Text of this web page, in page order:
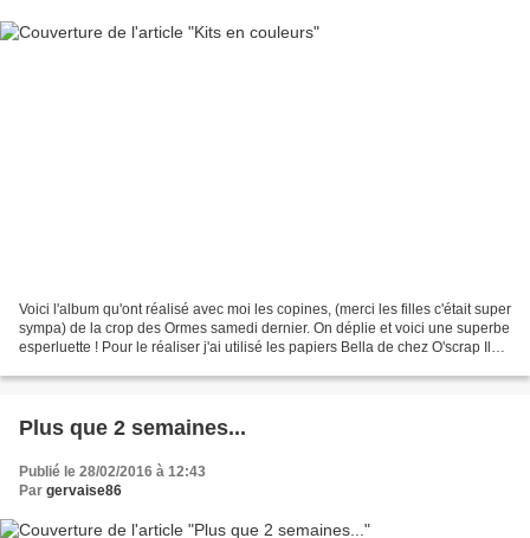
Voici l'album qu'ont réalisé avec moi les copines, (merci les filles c'était super
sympa) de la crop des Ormes samedi dernier. On déplie et voici une superbe
esperluette ! Pour le réaliser j'ai utilisé les papiers Bella de chez O'scrap Il
Plus que 2 semaines...
Publié le 28/02/2016 à 12:43
Par gervaise86